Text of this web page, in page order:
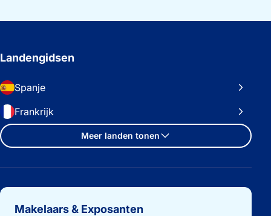
Landengidsen
Spanje
Frankrijk
Meer landen tonen
Belangrijke links
Makelaars & Exposanten